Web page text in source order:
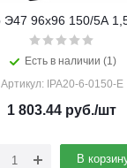
96х96 150/5А
Есть в наличии (1)
Артикул: IPA20-6-0150-E
1 803.44 руб./шт
В